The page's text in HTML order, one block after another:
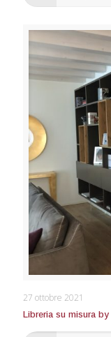
Libreria
27 ottobre 2021
Libreria su misura